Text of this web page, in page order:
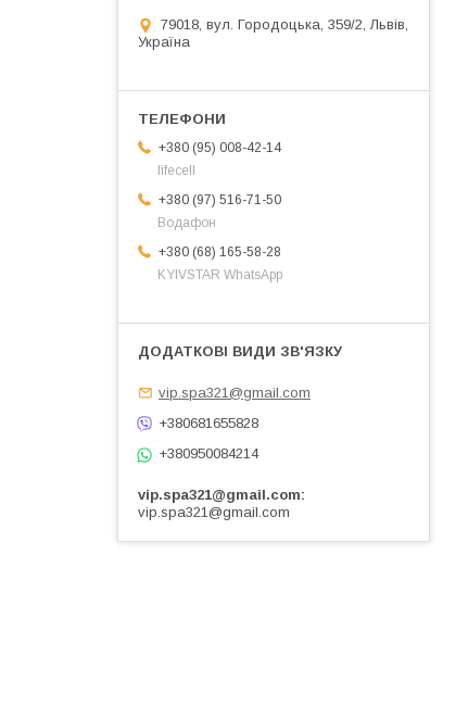
79018, вул. Городоцька, 359/2, Львів,
Україна
+380 (95) 008-42-14
lifecell
+380 (97) 516-71-50
Водафон
+380 (68) 165-58-28
KYIVSTAR WhatsApp
vip.spa321@gmail.com
+380681655828
+380950084214
vip.spa321@gmail.com
vip.spa321@gmail.com